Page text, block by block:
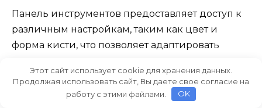
Панель инструментов предоставляет доступ к
различным настройкам, таким как цвет и
форма кисти, что позволяет адаптировать
Присоединяются различные plug-ins,
расширяющие функционал и
Этот сайт использует cookie для хранения данных.
Продолжая использовать сайт, Вы даете свое согласие на
работу с этими файлами.
OK